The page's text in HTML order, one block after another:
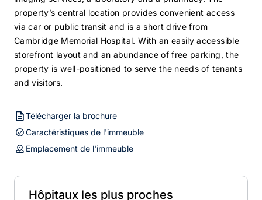
property’s central location provides convenient access
via car or public transit and is a short drive from
Cambridge Memorial Hospital. With an easily accessible
storefront layout and an abundance of free parking, the
property is well-positioned to serve the needs of tenants
and visitors.
Télécharger la brochure
Caractéristiques de l'immeuble
Emplacement de l'immeuble
Hôpitaux les plus proches